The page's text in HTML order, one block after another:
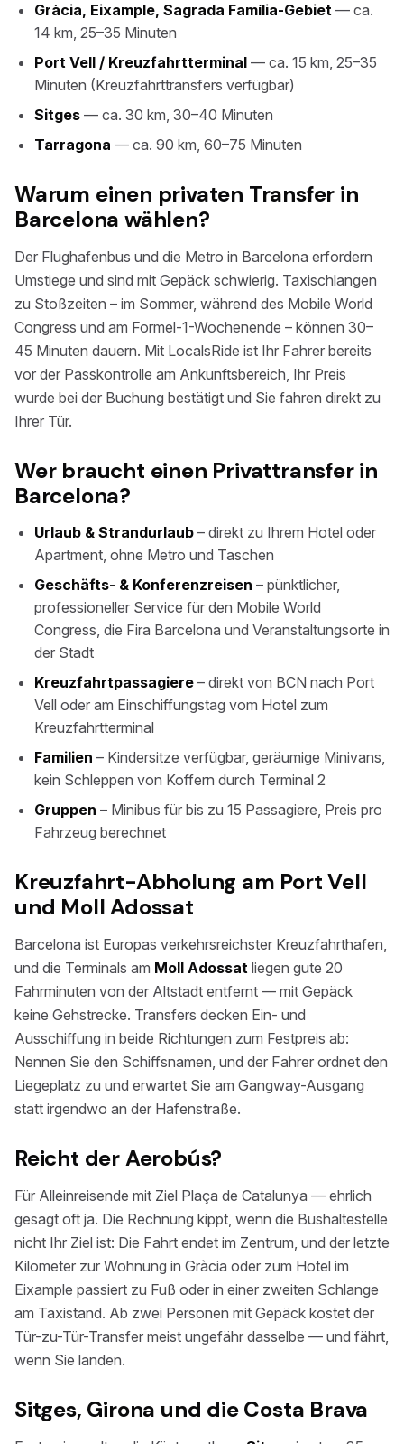
Gràcia, Eixample, Sagrada Família-Gebiet — ca.
14 km, 25–35 Minuten
Port Vell / Kreuzfahrtterminal — ca. 15 km, 25–35
Minuten (Kreuzfahrttransfers verfügbar)
Sitges — ca. 30 km, 30–40 Minuten
Tarragona — ca. 90 km, 60–75 Minuten
Warum einen privaten Transfer in
Barcelona wählen?
Der Flughafenbus und die Metro in Barcelona erfordern
Umstiege und sind mit Gepäck schwierig. Taxischlangen
zu Stoßzeiten – im Sommer, während des Mobile World
Congress und am Formel-1-Wochenende – können 30–
45 Minuten dauern. Mit LocalsRide ist Ihr Fahrer bereits
vor der Passkontrolle am Ankunftsbereich, Ihr Preis
wurde bei der Buchung bestätigt und Sie fahren direkt zu
Ihrer Tür.
Wer braucht einen Privattransfer in
Barcelona?
Urlaub & Strandurlaub – direkt zu Ihrem Hotel oder
Apartment, ohne Metro und Taschen
Geschäfts- & Konferenzreisen – pünktlicher,
professioneller Service für den Mobile World
Congress, die Fira Barcelona und Veranstaltungsorte in
der Stadt
Kreuzfahrtpassagiere – direkt von BCN nach Port
Vell oder am Einschiffungstag vom Hotel zum
Kreuzfahrtterminal
Familien – Kindersitze verfügbar, geräumige Minivans,
kein Schleppen von Koffern durch Terminal 2
Gruppen – Minibus für bis zu 15 Passagiere, Preis pro
Fahrzeug berechnet
Kreuzfahrt-Abholung am Port Vell
und Moll Adossat
Barcelona ist Europas verkehrsreichster Kreuzfahrthafen,
und die Terminals am Moll Adossat liegen gute 20
Fahrminuten von der Altstadt entfernt — mit Gepäck
keine Gehstrecke. Transfers decken Ein- und
Ausschiffung in beide Richtungen zum Festpreis ab:
Nennen Sie den Schiffsnamen, und der Fahrer ordnet den
Liegeplatz zu und erwartet Sie am Gangway-Ausgang
statt irgendwo an der Hafenstraße.
Reicht der Aerobús?
Für Alleinreisende mit Ziel Plaça de Catalunya — ehrlich
gesagt oft ja. Die Rechnung kippt, wenn die Bushaltestelle
nicht Ihr Ziel ist: Die Fahrt endet im Zentrum, und der letzte
Kilometer zur Wohnung in Gràcia oder zum Hotel im
Eixample passiert zu Fuß oder in einer zweiten Schlange
am Taxistand. Ab zwei Personen mit Gepäck kostet der
Tür-zu-Tür-Transfer meist ungefähr dasselbe — und fährt,
wenn Sie landen.
Sitges, Girona und die Costa Brava